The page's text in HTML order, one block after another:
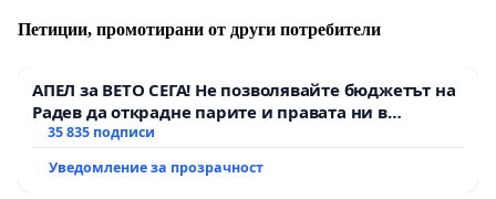
Петиции, промотирани от други потребители
АПЕЛ за ВЕТО СЕГА! Не позволявайте бюджетът на
Радев да открадне парите и правата ни в
тъмното
35 835 подписи
Уведомление за прозрачност